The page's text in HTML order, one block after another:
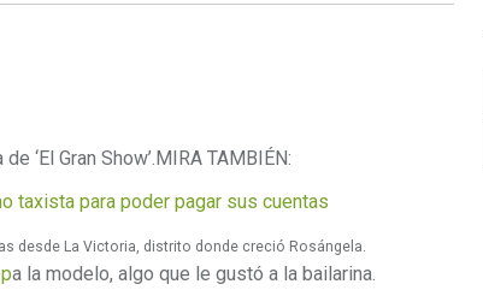
‘El Gran Show’.MIRA TAMBIÉN:
taxista para poder pagar sus cuentas
desde La Victoria, distrito donde creció Rosángela.
a la modelo, algo que le gustó a la bailarina.